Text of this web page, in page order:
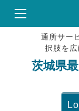
通所サー
択肢を
茨城県